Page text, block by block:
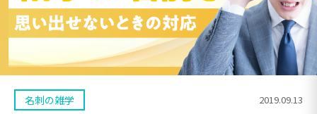
名刺の雑学 2019.09.13